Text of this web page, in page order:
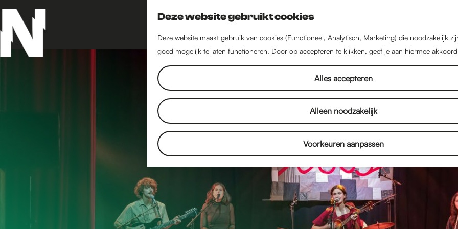
Deze website gebruikt cookies
Deze website maakt gebruik van cookies (Functioneel, Analytisch, Marketing) die noodzakelijk
goed mogelijk te laten functioneren. Door op accepteren te klikken, geef je aan hiermee
Alles accepteren
Alleen noodzakelijk
Voorkeuren aanpassen